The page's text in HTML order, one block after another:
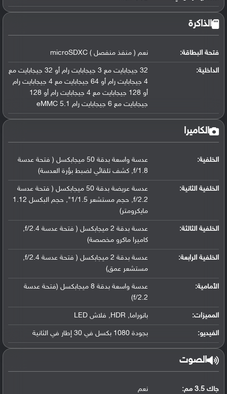
الذاكرة
فتحة البطاقة: نعم ( منفذ منفصل ) microSDXC
الداخلية:
32 جيجابايت مع 3 جيجابايت رام أو 32 جيجابايت مع
4 جيجابايت رام أو 64 جيجابايت مع 4 جيجابايت رام
أو 128 جيجابايت مع 4 جيجابايت رام أو 128
جيجابايت مع 6 جيجابايت رام eMMC 5.1
الكاميرا
الخلفية:
عدسة واسعة بدقة 50 ميجابكسل ( فتحة عدسة
f/1.8, كشف تلقائي لضبط بؤرة العدسة)
الخلفية الثانية:
عدسة عريضة بدقة 50 ميجابكسل ( فتحة عدسة
f/2.2, حجم مستشعر 1/1.5", حجم البكسل 1.12
مايكرومتر)
الخلفية الثالثة:
عدسة بدقة 2 ميجابكسل ( فتحة عدسة f/2.4,
كاميرا ماكرو مخصصة)
الخلفية الرابعة:
عدسة بدقة 2 ميجابكسل ( فتحة عدسة f/2.4,
مستشعر عمق)
الأمامية:
عدسة واسعة بدقة 8 ميجابكسل (فتحة عدسة
f/2.2)
المميزات: بانوراما, HDR, فلاش LED
الفيديو: بجودة 1080 بكسل في 30 إطار في الثانية
الصوت
جاك 3.5 مم: نعم